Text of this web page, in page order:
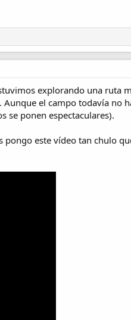
explorando una ruta
Aunque el campo todavía
se ponen espectaculares).
pongo este vídeo tan chulo